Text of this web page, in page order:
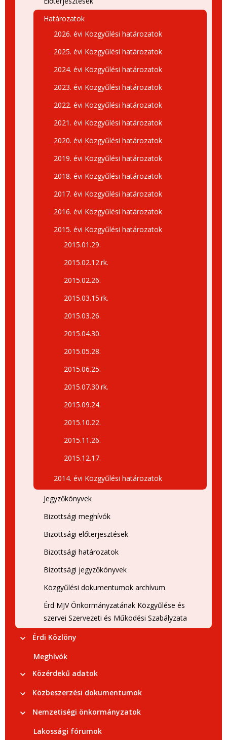
Határozatok
2026. évi Közgyűlési határozatok
2025. évi Közgyűlési határozatok
2024. évi Közgyűlési határozatok
2023. évi Közgyűlési határozatok
2022. évi Közgyűlési határozatok
2021. évi Közgyűlési határozatok
2020. évi Közgyűlési határozatok
2019. évi Közgyűlési határozatok
2018. évi Közgyűlési határozatok
2017. évi Közgyűlési határozatok
2016. évi Közgyűlési határozatok
2015. évi Közgyűlési határozatok
2015.01.29.
2015.02.12.rk.
2015.02.26.
2015.03.15.rk.
2015.03.26.
2015.04.30.
2015.05.28.
2015.06.25.
2015.07.30.rk.
2015.09.24.
2015.10.22.
2015.11.26.
2015.12.17.
2014. évi Közgyűlési határozatok
Jegyzőkönyvek
Bizottsági meghívók
Bizottsági előterjesztések
Bizottsági határozatok
Bizottsági jegyzőkönyvek
Közgyűlési dokumentumok archívum
Érd MJV Önkormányzatának Közgyűlése és
szervei Szervezeti és Működési Szabályzata
Érdi Közlöny
Meghívók
Közérdekű adatok
Közbeszerzési dokumentumok
Nemzetiségi önkormányzatok
Lakossági fórumok